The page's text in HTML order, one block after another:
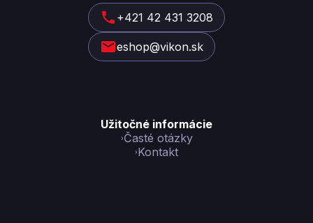
+421 42 431 3208
eshop@vikon.sk
Užitočné informácie
Časté otázky
Kontakt